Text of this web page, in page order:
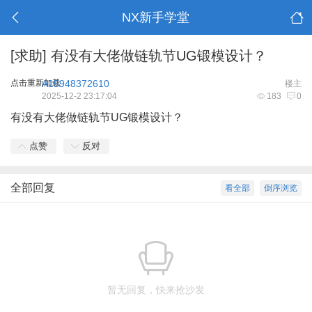
NX新手学堂
[求助] 有没有大佬做链轨节UG锻模设计？
点击重新加载 楼主
A15948372610
183 0
2025-12-2 23:17:04
有没有大佬做链轨节UG锻模设计？
点赞 反对
倒序浏览
看全部
全部回复
暂无回复，快来抢沙发